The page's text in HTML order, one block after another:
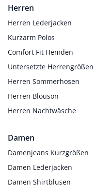
Herren
Herren Lederjacken
Kurzarm Polos
Comfort Fit Hemden
Untersetzte Herrengrößen
Herren Sommerhosen
Herren Blouson
Herren Nachtwäsche
Damen
Damenjeans Kurzgrößen
Damen Lederjacken
Damen Shirtblusen